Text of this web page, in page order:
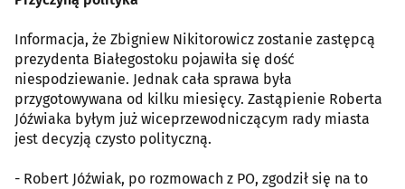
Informacja, że Zbigniew Nikitorowicz zostanie zastępcą
prezydenta Białegostoku pojawiła się dość
niespodziewanie. Jednak cała sprawa była
przygotowywana od kilku miesięcy. Zastąpienie Roberta
Jóźwiaka byłym już wiceprzewodniczącym rady miasta
jest decyzją czysto polityczną.
- Robert Jóźwiak, po rozmowach z PO, zgodził się na to